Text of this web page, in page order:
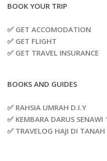
BOOK YOUR TRIP
✅ GET ACCOMODATION
✅ GET FLIGHT
✅ GET TRAVEL INSURANCE
BOOKS AND GUIDES
✅ RAHSIA UMRAH D.I.Y
✅ KEMBARA DARUS SENAWI
✅ TRAVELOG HAJI DI